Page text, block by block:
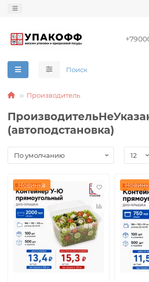
Производитель
(автоподстановка)
Новинка